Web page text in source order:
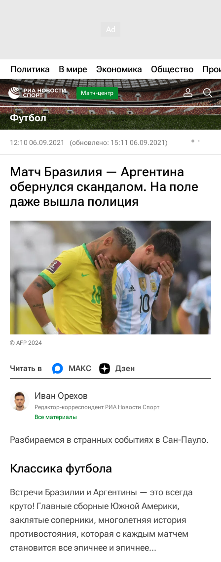
Политика В мире Экономика Общество
Матч-центр
Футбол
12:10 06.09.2021 (обновлено: 15:11 06.09.2021)
Матч Бразилия — Аргентина
обернулся скандалом. На поле
даже вышла полиция
© AFP 2024
Читать в МАКС Дзен
Иван Орехов
Редактор-корреспондент РИА Новости Спорт
Все материалы
Разбираемся в странных событиях в Сан-Пауло.
Классика футбола
Встречи Бразилии и Аргентины — это всегда
круто! Главные сборные Южной Америки,
заклятые соперники, многолетняя история
противостояния, которая с каждым матчем
становится все эпичнее и эпичнее...